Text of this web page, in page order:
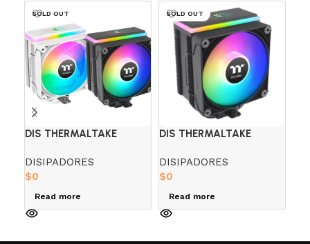
SOLD OUT
DIS THERMALTAKE
BLACK/WHITE ARGB
DISIPADORES
$0
Read more
SOLD OUT
DIS THERMALTAKE
ARGB
DISIPADORES
$0
Read more